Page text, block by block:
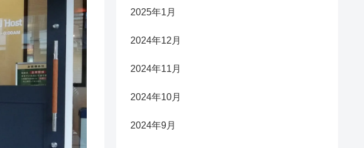
2025年1月
2024年12月
2024年11月
2024年10月
2024年9月